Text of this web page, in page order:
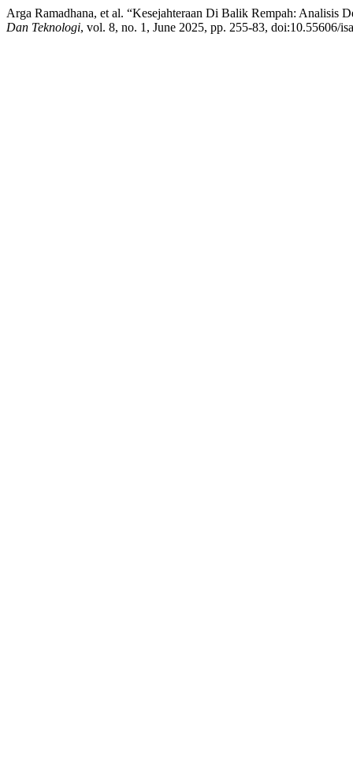
Arga Ramadhana, et al. “Kesejahteraan Di Balik Rempah: Analisis
Dan Teknologi, vol. 8, no. 1, June 2025, pp. 255-83, doi:10.55606/